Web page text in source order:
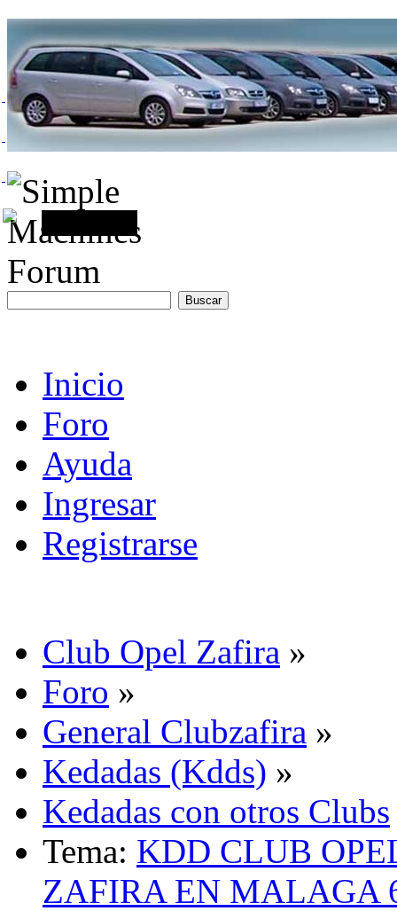
Inicio
Foro
Ayuda
Ingresar
Registrarse
Club Opel Zafira »
Foro »
General Clubzafira »
Kedadas (Kdds) »
Kedadas con otros Clubs
Tema: KDD CLUB
ZAFIRA EN MALAGA